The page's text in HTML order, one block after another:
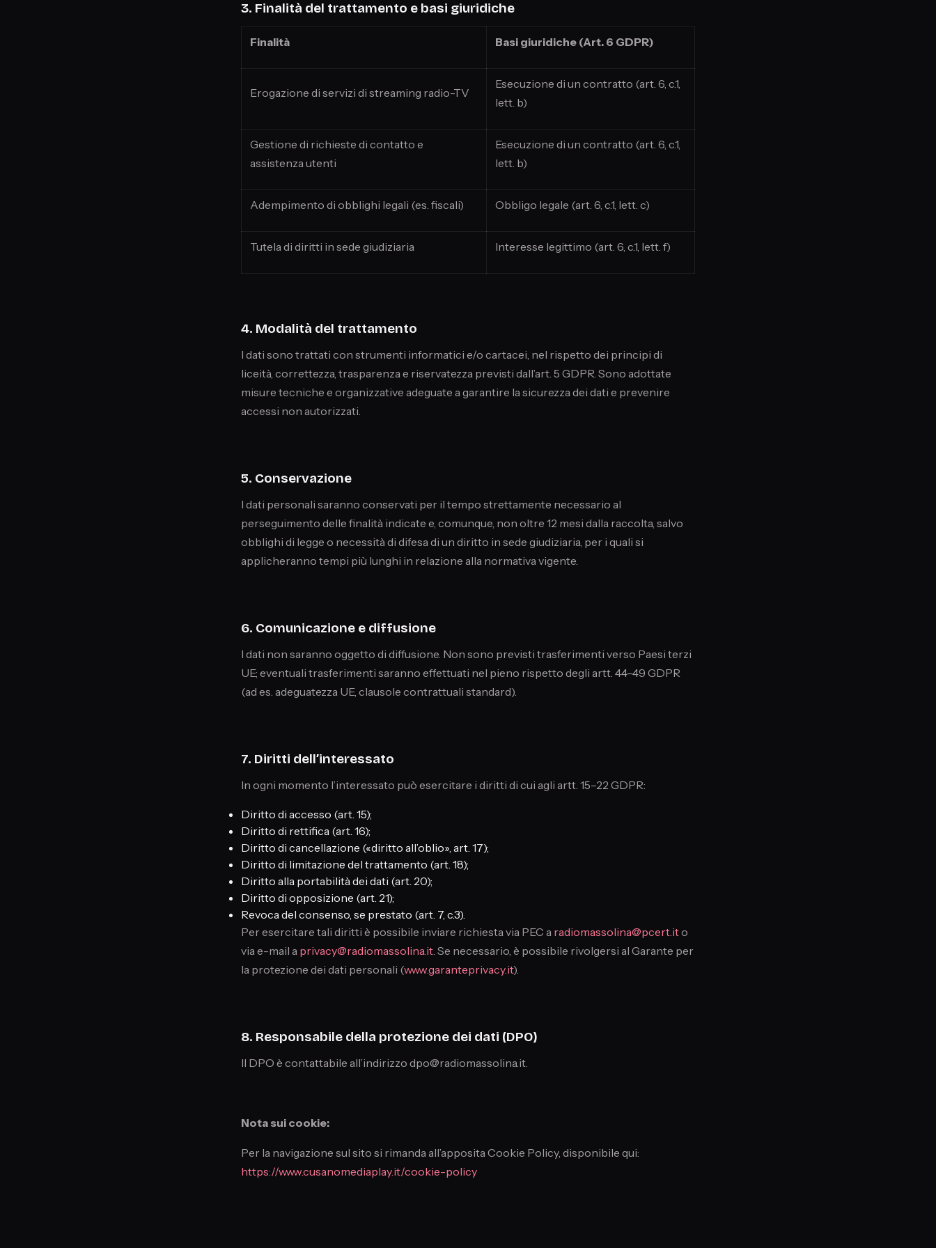
3. Finalità del trattamento e basi giuridiche
Finalità Basi giuridiche (Art. 6 GDPR)
Erogazione di servizi di streaming radio-TV
Esecuzione di un contratto (art. 6, c.1,
lett. b)
Gestione di richieste di contatto e
assistenza utenti
Esecuzione di un contratto (art. 6, c.1,
lett. b)
Adempimento di obblighi legali (es. fiscali) Obbligo legale (art. 6, c.1, lett. c)
Tutela di diritti in sede giudiziaria Interesse legittimo (art. 6, c.1, lett. f)
4. Modalità del trattamento
I dati sono trattati con strumenti informatici e/o cartacei, nel rispetto dei principi di
liceità, correttezza, trasparenza e riservatezza previsti dall’art. 5 GDPR. Sono adottate
misure tecniche e organizzative adeguate a garantire la sicurezza dei dati e prevenire
accessi non autorizzati.
5. Conservazione
I dati personali saranno conservati per il tempo strettamente necessario al
perseguimento delle finalità indicate e, comunque, non oltre 12 mesi dalla raccolta, salvo
obblighi di legge o necessità di difesa di un diritto in sede giudiziaria, per i quali si
applicheranno tempi più lunghi in relazione alla normativa vigente.
6. Comunicazione e diffusione
I dati non saranno oggetto di diffusione. Non sono previsti trasferimenti verso Paesi terzi
UE; eventuali trasferimenti saranno effettuati nel pieno rispetto degli artt. 44–49 GDPR
(ad es. adeguatezza UE, clausole contrattuali standard).
7. Diritti dell’interessato
In ogni momento l’interessato può esercitare i diritti di cui agli artt. 15–22 GDPR:
Diritto di accesso (art. 15);
Diritto di rettifica (art. 16);
Diritto di cancellazione («diritto all’oblio», art. 17);
Diritto di limitazione del trattamento (art. 18);
Diritto alla portabilità dei dati (art. 20);
Diritto di opposizione (art. 21);
Revoca del consenso, se prestato (art. 7, c.3).
Per esercitare tali diritti è possibile inviare richiesta via PEC a radiomassolina@pcert.ito
via e-mail a privacy@radiomassolina.it. Se necessario, è possibile rivolgersi al Garante per
la protezione dei dati personali (www.garanteprivacy.it).
8. Responsabile della protezione dei dati (DPO)
Il DPO è contattabile all’indirizzo dpo@radiomassolina.it.
Nota sui cookie:
Per la navigazione sul sito si rimanda all’apposita Cookie Policy, disponibile qui:
https://www.cusanomediaplay.it/cookie-policy